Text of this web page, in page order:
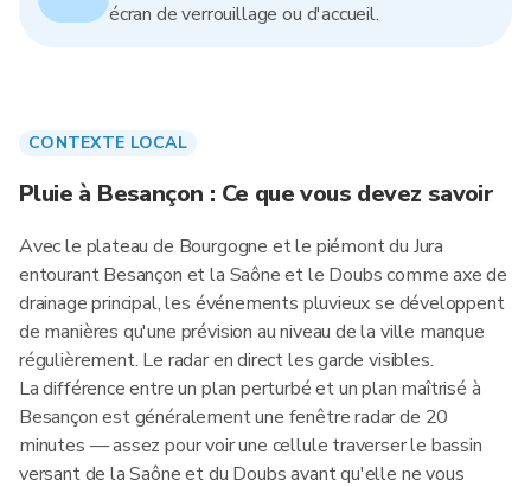
écran de verrouillage ou d'accueil.
CONTEXTE LOCAL
Pluie à Besançon : Ce que vous devez savoir
Avec le plateau de Bourgogne et le piémont du Jura
entourant Besançon et la Saône et le Doubs comme axe de
drainage principal, les événements pluvieux se développent
de manières qu'une prévision au niveau de la ville manque
régulièrement. Le radar en direct les garde visibles.
La différence entre un plan perturbé et un plan maîtrisé à
Besançon est généralement une fenêtre radar de 20
minutes — assez pour voir une cellule traverser le bassin
versant de la Saône et du Doubs avant qu'elle ne vous